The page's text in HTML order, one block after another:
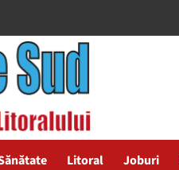
Litoral Joburi